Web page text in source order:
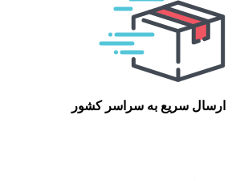
ارسال سریع به سراسر کشور